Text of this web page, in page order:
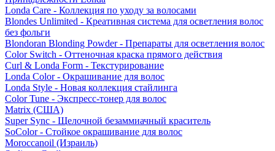
Londa Care - Коллекция по уходу за волосами
Blondes Unlimited - Креативная система для осветления волос
без фольги
Blondoran Blonding Powder - Препараты для осветления волос
Color Switch - Оттеночная краска прямого действия
Curl & Londa Form - Текстурирование
Londa Color - Окрашивание для волос
Londa Style - Новая коллекция стайлинга
Color Tune - Экспресс-тонер для волос
Matrix (США)
Super Sync - Щелочной безаммиачный краситель
SoColor - Стойкое окрашивание для волос
Moroccanoil (Израиль)